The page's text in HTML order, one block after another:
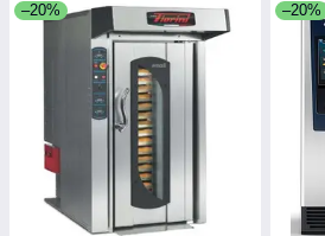
–20% –20%